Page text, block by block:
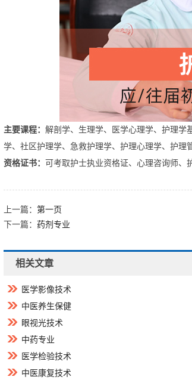
主要课程： 解剖学、生理学、医学心理学、护理学
学、社区护理学、急救护理学、护理心理学、护理
资格证书：
可考取护士执业资格证、心理咨询师、
上一篇： 第一页
下一篇： 药剂专业
相关文章
医学影像技术
中医养生保健
眼视光技术
中药专业
医学检验技术
中医康复技术